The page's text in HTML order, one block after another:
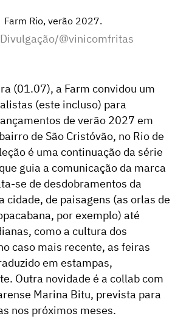
Farm Rio, verão 2027.
@vinicomfritas
(01.07), a Farm convidou um
(este incluso) para
de verão 2027 em
de São Cristóvão, no Rio de
é uma continuação da série
guia a comunicação da marca
se de desdobramentos da
cidade, de paisagens (as orlas de
por exemplo) até
como a cultura dos
caso mais recente, as feiras
em estampas,
Outra novidade é a collab com
Marina Bitu, prevista para
nos próximos meses.